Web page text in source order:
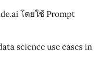
โดยใช้ Prompt
science use cases in